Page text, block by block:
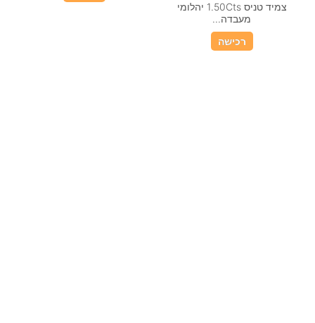
טבעת אירוסין יהלום מעבדה
רכישה